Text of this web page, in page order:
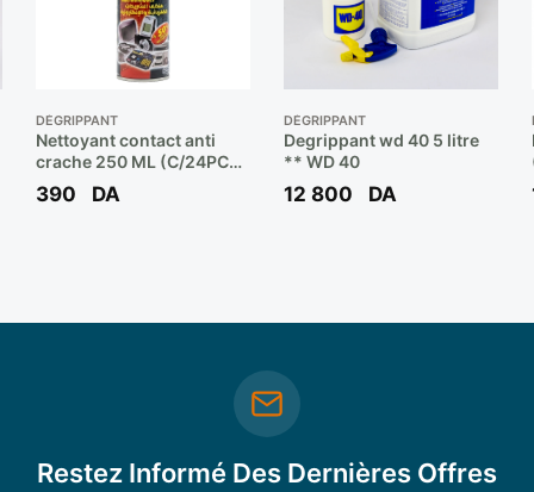
DÉGRIPPANT
Nettoyant contact anti
crache 250 ML (C/24PCS)
** TALK
390 DA
DÉGRIPPANT
Degrippant wd 40 5 litre
** WD 40
12 800 DA
Restez Informé Des Dernières Offres